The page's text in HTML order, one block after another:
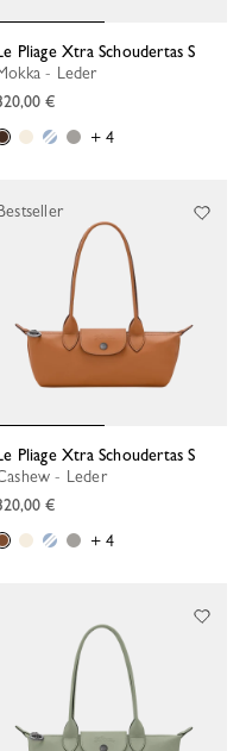
Le Pliage Xtra Schoudertas S
Mokka - Leder
€
+ 4
Le Pliage Xtra Schoudertas S
Cashew - Leder
€
+ 4